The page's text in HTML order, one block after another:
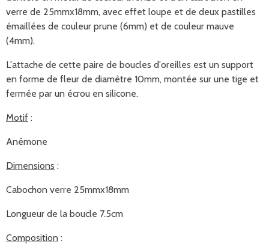
verre de 25mmx18mm, avec effet loupe et de deux pastilles
émaillées de couleur prune (6mm) et de couleur mauve
(4mm).
L'attache de cette paire de boucles d'oreilles est un support
en forme de fleur de diamètre 10mm, montée sur une tige et
fermée par un écrou en silicone.
Motif :
Anémone
Dimensions :
Cabochon verre 25mmx18mm
Longueur de la boucle 7.5cm
Composition :